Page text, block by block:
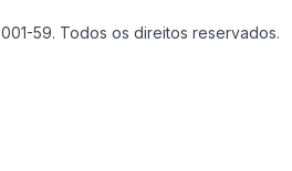
59. Todos os direitos reservados.